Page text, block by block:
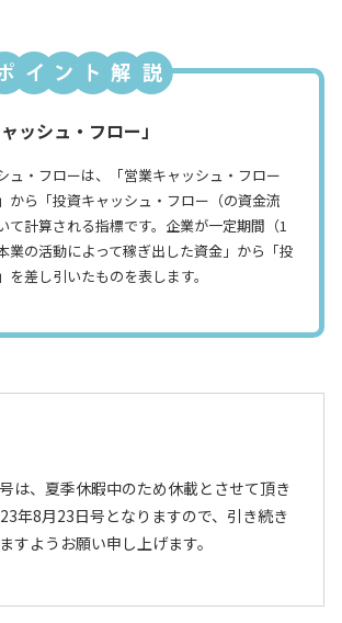
ッシュ・フロー」
ュ・フローは、「営業キャッシュ・フロー
から「投資キャッシュ・フロー（の資金流
て計算される指標です。企業が一定期間（1
業の活動によって稼ぎ出した資金」から「投
を差し引いたものを表します。
は、夏季休暇中のため休載とさせて頂き
年8月23日号となりますので、引き続き
すようお願い申し上げます。